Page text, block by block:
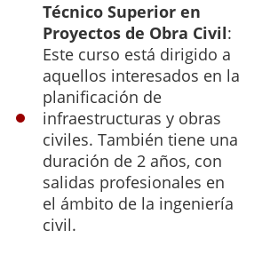
Técnico Superior en
Proyectos de Obra Civil:
Este curso está dirigido a
aquellos interesados en la
planificación de
infraestructuras y obras
civiles. También tiene una
duración de 2 años, con
salidas profesionales en
el ámbito de la ingeniería
civil.